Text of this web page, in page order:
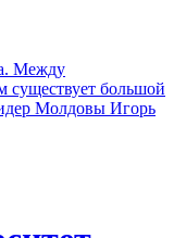
Между
существует большой
Молдовы Игорь